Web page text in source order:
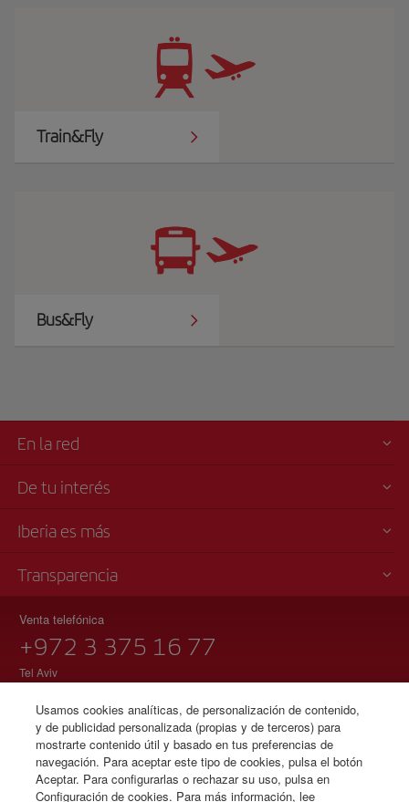
Train&Fly
Bus&Fly
En la red
De tu interés
Iberia es más
Transparencia
Venta telefónica
+972 3 375 16 77
Tel Aviv
Domingo a jueves 09:00 - 17:00 horas ( español e inglés).
Ley de Servicios de Aviación de Israel 5772-2012
© Iberia 2026
Usamos cookies analíticas, de personalización de contenido,
y de publicidad personalizada (propias y de terceros) para
mostrarte contenido útil y basado en tus preferencias de
navegación. Para aceptar este tipo de cookies, pulsa el botón
Aceptar. Para configurarlas o rechazar su uso, pulsa en
Configuración de cookies. Para más información, lee